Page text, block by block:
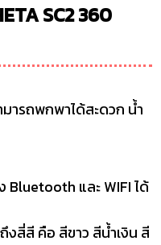
SC2 360
มารถพกพาได้สะดวก น้ำ
Bluetooth และ WIFI ได้
งสี่สี คือ สีขาว สีน้ำเงิน สี